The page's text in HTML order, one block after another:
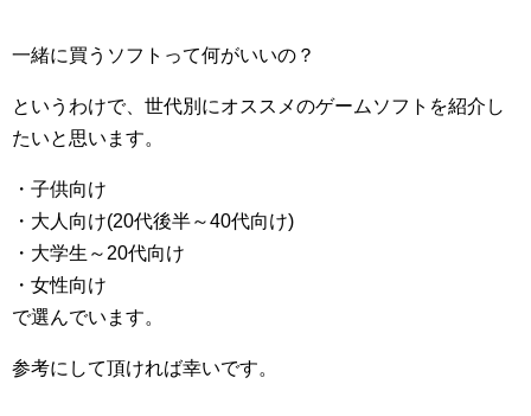
一緒に買うソフトって何がいいの？
というわけで、世代別にオススメのゲームソフトを紹介し
たいと思います。
・子供向け
・大人向け(20代後半～40代向け)
・大学生～20代向け
・女性向け
で選んでいます。
参考にして頂ければ幸いです。